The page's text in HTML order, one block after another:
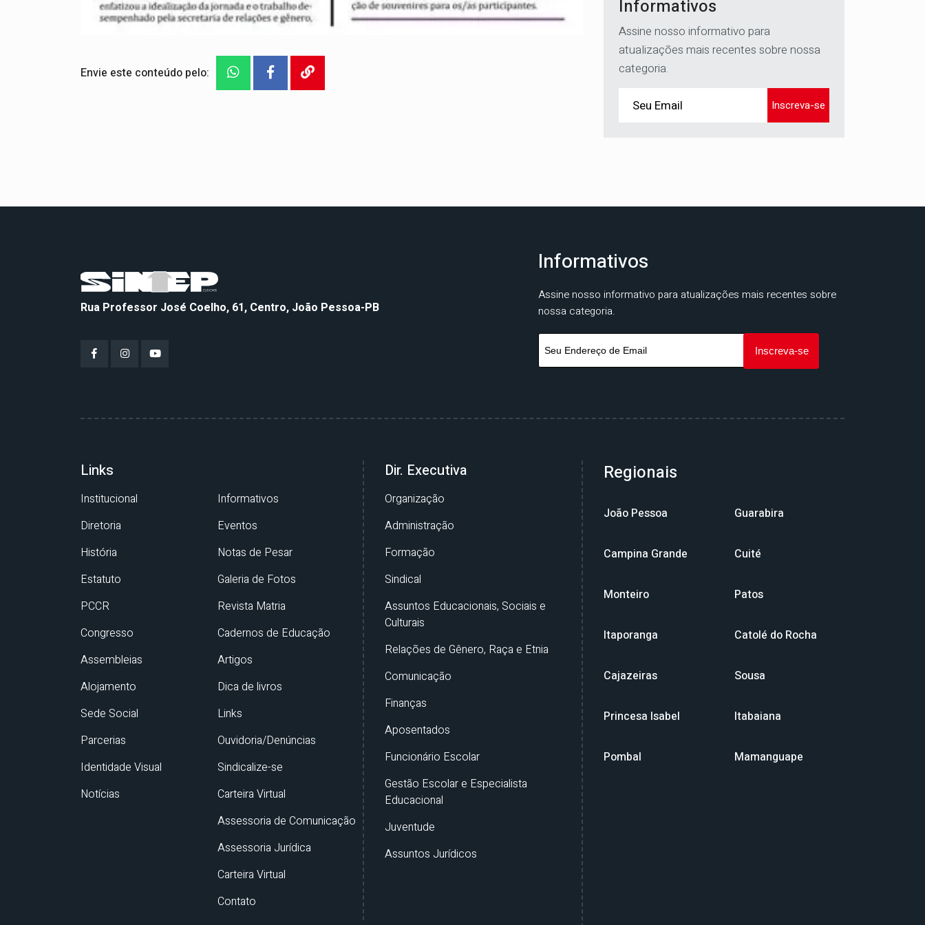
Envie este conteúdo pelo:
Informativos
Assine nosso informativo para
atualizações mais recentes sobre nossa
categoria.
Inscreva-se
Rua Professor José Coelho, 61, Centro, João Pessoa-PB
Informativos
Assine nosso informativo para atualizações mais recentes sobre
nossa categoria.
Links
Institucional
Diretoria
História
Estatuto
PCCR
Congresso
Assembleias
Alojamento
Sede Social
Parcerias
Identidade Visual
Notícias
Informativos
Eventos
Notas de Pesar
Galeria de Fotos
Revista Matria
Cadernos de Educação
Artigos
Dica de livros
Links
Ouvidoria/Denúncias
Sindicalize-se
Carteira Virtual
Assessoria de Comunicação
Assessoria Jurídica
Carteira Virtual
Contato
Dir. Executiva
Organização
Administração
Formação
Sindical
Assuntos Educacionais, Sociais e
Culturais
Relações de Gênero, Raça e Etnia
Comunicação
Finanças
Aposentados
Funcionário Escolar
Gestão Escolar e Especialista
Educacional
Juventude
Assuntos Jurídicos
Regionais
João Pessoa Guarabira
Campina Grande Cuité
Monteiro Patos
Itaporanga Catolé do Rocha
Cajazeiras Sousa
Princesa Isabel Itabaiana
Pombal Mamanguape